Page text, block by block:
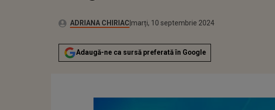
Autor:ADRIANA CHIRIACPublicat:
luni, 11 septembrie 2023
Actualizat:
marți, 10 septembrie 2024
Adaugă-ne ca sursă preferată în Google